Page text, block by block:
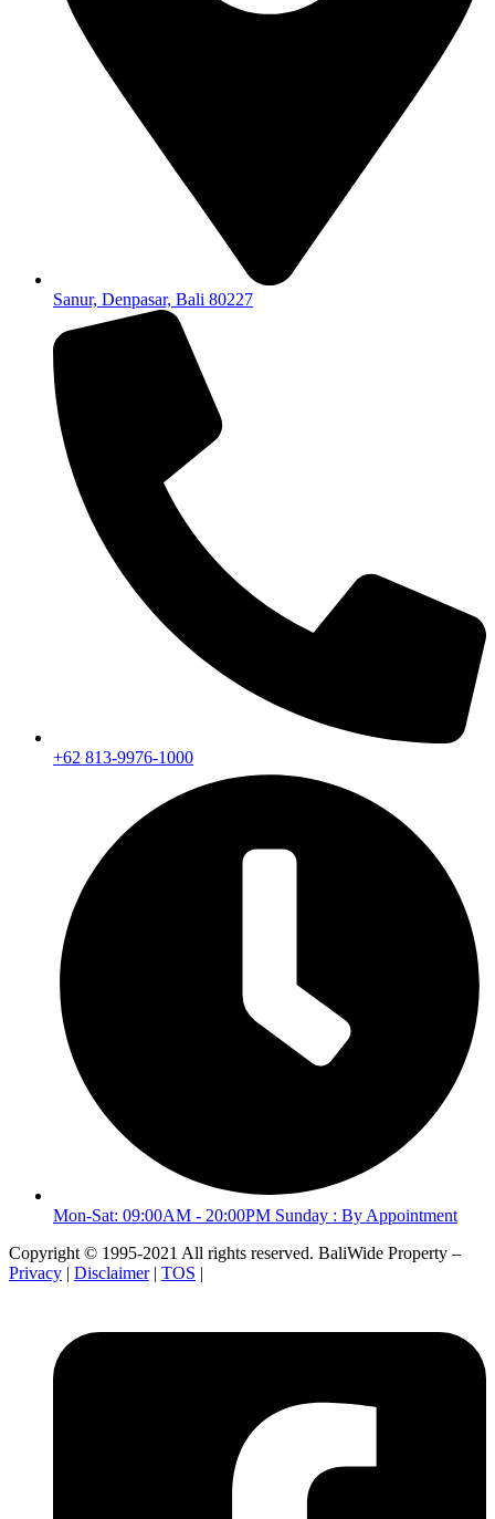
Sanur, Denpasar, Bali 80227
+62 813-9976-1000
Mon-Sat: 09:00AM - 20:00PM Sunday : By Appointment
Copyright © 1995-2021 All rights reserved. BaliWide Property –
Privacy | Disclaimer| TOS |